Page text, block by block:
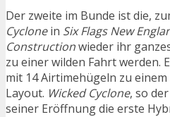
Der zweite im Bunde ist die,
Cyclonein Six Flags New
Constructionwieder ihr
zu einer wilden Fahrt werden.
mit 14 Airtimehügeln zu
Layout. Wicked Cyclone, so
seiner Eröffnung die erste